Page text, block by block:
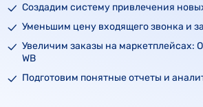
Создадим систему привлечения
Уменьшим цену входящего звонка и
Увеличим заказы на маркетплейсах:
WB
Подготовим понятные отчеты и